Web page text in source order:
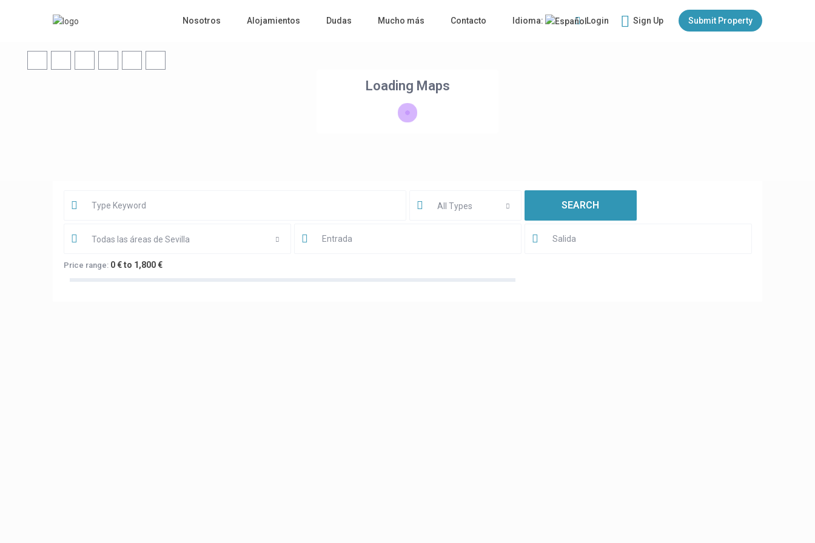
Login Sign Up Submit Property
Nosotros Alojamientos Dudas Mucho más Contacto Idioma:
Loading Maps
All Types
Todas las áreas de Sevilla
Price range: 0 € to 1,800 €